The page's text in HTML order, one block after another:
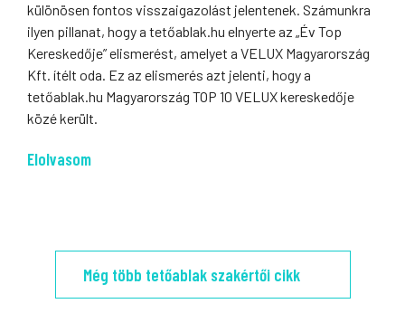
különösen fontos visszaigazolást jelentenek. Számunkra
ilyen pillanat, hogy a tetőablak.hu elnyerte az „Év Top
Kereskedője” elismerést, amelyet a VELUX Magyarország
Kft. ítélt oda. Ez az elismerés azt jelenti, hogy a
tetőablak.hu Magyarország TOP 10 VELUX kereskedője
közé került.
Elolvasom
Még több tetőablak szakértői cikk